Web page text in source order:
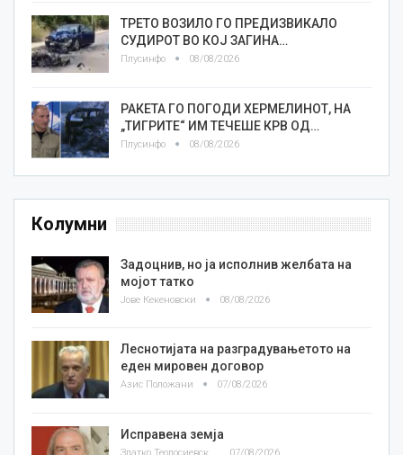
ТРЕТО ВОЗИЛО ГО ПРЕДИЗВИКАЛО
СУДИРОТ ВО КОЈ ЗАГИНА…
Плусинфо 08/08/2026
РАКЕТА ГО ПОГОДИ ХЕРМЕЛИНОТ, НА
„ТИГРИТЕ“ ИМ ТЕЧЕШЕ КРВ ОД…
Плусинфо 08/08/2026
Колумни
Задоцнив, но ја исполнив желбата на
мојот татко
Јове Кекеновски 08/08/2026
Леснотијата на разградувањетото на
еден мировен договор
Азис Положани 07/08/2026
Исправена земја
07/08/2026